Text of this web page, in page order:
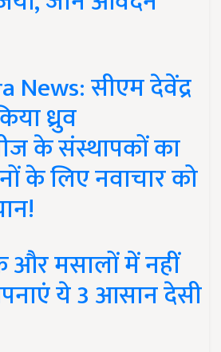
News: सीएम देवेंद्र
ध्रुव
के संस्थापकों का
के लिए नवाचार को
और मसालों में नहीं
ये 3 आसान देसी